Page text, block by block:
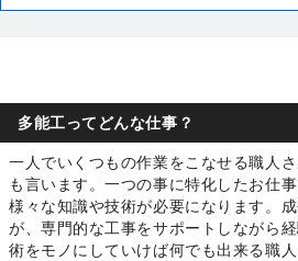
多能工ってどんな仕事？
一人でいくつもの作業をこなせる職人
も言います。一つの事に特化したお仕
様々な知識や技術が必要になります。
が、専門的な工事をサポートしながら
術をモノにしていけば何でも出来る職